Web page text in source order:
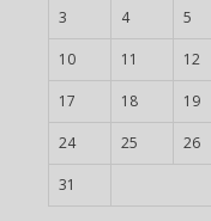
3 4 5
10 11 12
17 18 19
24 25 26
31